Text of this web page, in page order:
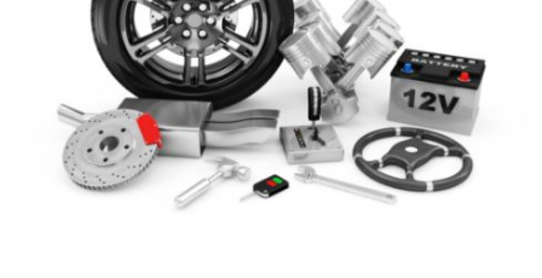
UniTrain Messzubehör, Shunts und Messleitungen
CO4203-2J